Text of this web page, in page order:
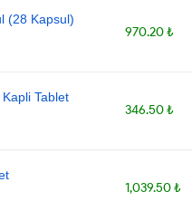
(28 Kapsul)
970.20 ₺
Tablet
346.50 ₺
1,039.50 ₺